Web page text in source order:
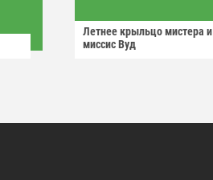
Летнее крыльцо мистера и
миссис Вуд